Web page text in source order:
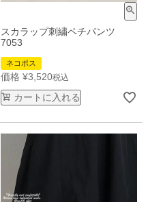
スカラップ刺繍ペチパンツ
7053
ネコポス
価格 ¥3,520税込
カートに入れる